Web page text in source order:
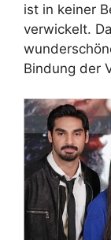
ist in keiner
verwickelt.
Bindung der